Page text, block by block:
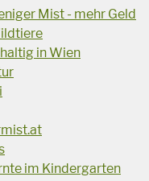
Mist - mehr Geld
in Wien
im Kindergarten